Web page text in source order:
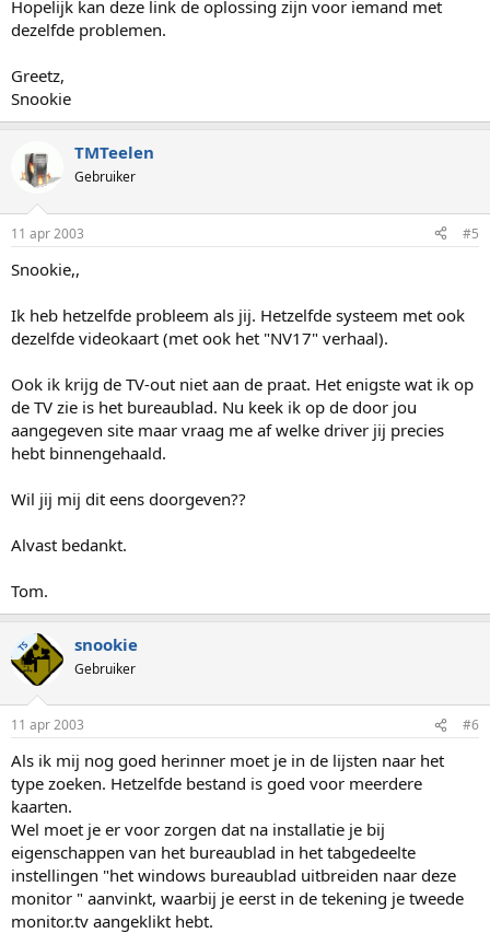
Hopelijk kan deze link de oplossing zijn voor iemand met
dezelfde problemen.
Greetz,
Snookie
TMTeelen
Gebruiker
11 apr 2003 #5
Snookie,,
Ik heb hetzelfde probleem als jij. Hetzelfde systeem met ook
dezelfde videokaart (met ook het "NV17" verhaal).
Ook ik krijg de TV-out niet aan de praat. Het enigste wat ik op
de TV zie is het bureaublad. Nu keek ik op de door jou
aangegeven site maar vraag me af welke driver jij precies
hebt binnengehaald.
Wil jij mij dit eens doorgeven??
Alvast bedankt.
Tom.
TS snookie
Gebruiker
11 apr 2003 #6
Als ik mij nog goed herinner moet je in de lijsten naar het
type zoeken. Hetzelfde bestand is goed voor meerdere
kaarten.
Wel moet je er voor zorgen dat na installatie je bij
eigenschappen van het bureaublad in het tabgedeelte
instellingen "het windows bureaublad uitbreiden naar deze
monitor " aanvinkt, waarbij je eerst in de tekening je tweede
monitor.tv aangeklikt hebt.